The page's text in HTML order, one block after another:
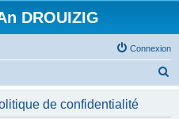
DROUIZIG
Connexion
de confidentialité